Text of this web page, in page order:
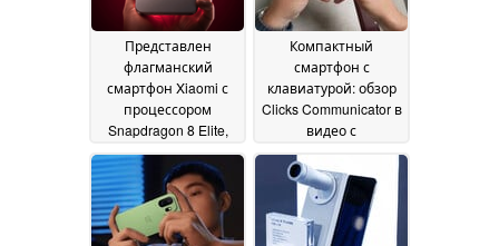
July 2026
Представлен
флагманский
смартфон Xiaomi с
процессором
Snapdragon 8 Elite,
дисплеем с частотой
обновления 165 Гц и
динамиками,
настроенными
компанией Bose01
Компактный
смартфон с
клавиатурой: обзор
Clicks Communicator в
видео с
практическим
тестом01 July 2026